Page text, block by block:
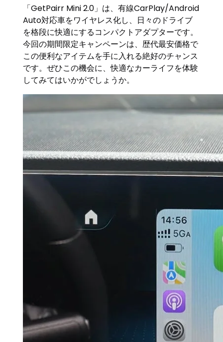
「GetPairr Mini 2.0」は、有線CarPlay/Android
Auto対応車をワイヤレス化し、日々のドライブ
を格段に快適にするコンパクトアダプターです。
今回の期間限定キャンペーンは、歴代最安価格で
この便利なアイテムを手に入れる絶好のチャンス
です。ぜひこの機会に、快適なカーライフを体験
してみてはいかがでしょうか。